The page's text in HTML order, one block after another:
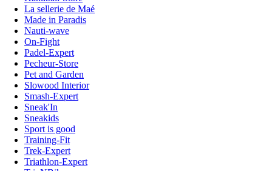
La sellerie de Maé
Made in Paradis
Nauti-wave
On-Fight
Padel-Expert
Pecheur-Store
Pet and Garden
Slowood Interior
Smash-Expert
Sneak'In
Sneakids
Sport is good
Training-Fit
Trek-Expert
Triathlon-Expert